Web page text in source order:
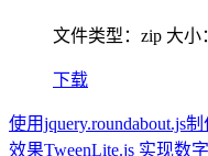
文件类型：zip 大小
下载
使用jquery.roundabout.js
效果TweenLite.js 实现数